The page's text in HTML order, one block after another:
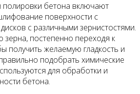
бетона включают
поверхности с
с различными зернистостями.
зерна, постепенно переходя к
получить желаемую гладкость и
подобрать химические
для обработки и
бетона.